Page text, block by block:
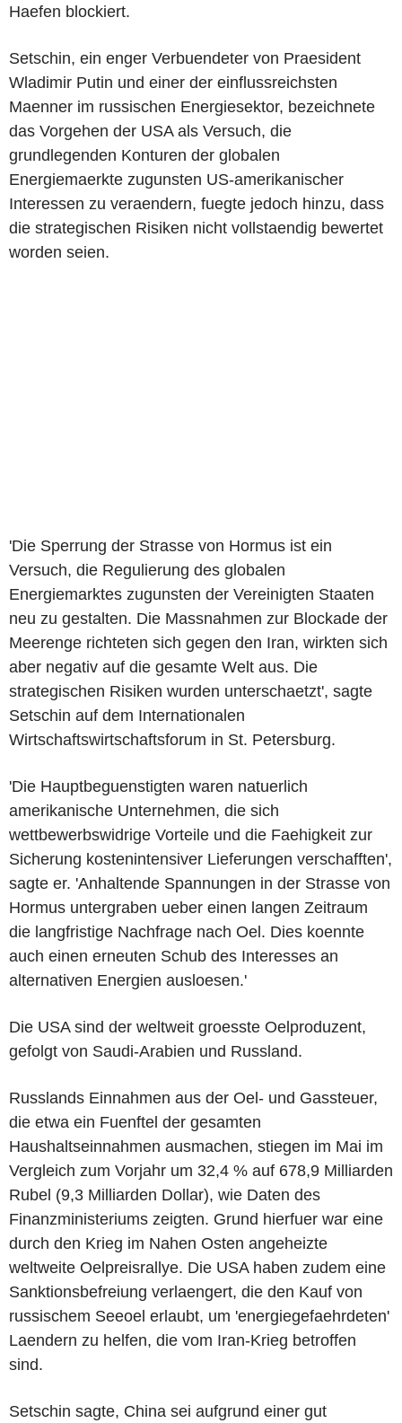
Haefen blockiert.
Setschin, ein enger Verbuendeter von Praesident
Wladimir Putin und einer der einflussreichsten
Maenner im russischen Energiesektor, bezeichnete
das Vorgehen der USA als Versuch, die
grundlegenden Konturen der globalen
Energiemaerkte zugunsten US-amerikanischer
Interessen zu veraendern, fuegte jedoch hinzu, dass
die strategischen Risiken nicht vollstaendig bewertet
worden seien.
'Die Sperrung der Strasse von Hormus ist ein
Versuch, die Regulierung des globalen
Energiemarktes zugunsten der Vereinigten Staaten
neu zu gestalten. Die Massnahmen zur Blockade der
Meerenge richteten sich gegen den Iran, wirkten sich
aber negativ auf die gesamte Welt aus. Die
strategischen Risiken wurden unterschaetzt', sagte
Setschin auf dem Internationalen
Wirtschaftswirtschaftsforum in St. Petersburg.
'Die Hauptbeguenstigten waren natuerlich
amerikanische Unternehmen, die sich
wettbewerbswidrige Vorteile und die Faehigkeit zur
Sicherung kostenintensiver Lieferungen verschafften',
sagte er. 'Anhaltende Spannungen in der Strasse von
Hormus untergraben ueber einen langen Zeitraum
die langfristige Nachfrage nach Oel. Dies koennte
auch einen erneuten Schub des Interesses an
alternativen Energien ausloesen.'
Die USA sind der weltweit groesste Oelproduzent,
gefolgt von Saudi-Arabien und Russland.
Russlands Einnahmen aus der Oel- und Gassteuer,
die etwa ein Fuenftel der gesamten
Haushaltseinnahmen ausmachen, stiegen im Mai im
Vergleich zum Vorjahr um 32,4 % auf 678,9 Milliarden
Rubel (9,3 Milliarden Dollar), wie Daten des
Finanzministeriums zeigten. Grund hierfuer war eine
durch den Krieg im Nahen Osten angeheizte
weltweite Oelpreisrallye. Die USA haben zudem eine
Sanktionsbefreiung verlaengert, die den Kauf von
russischem Seeoel erlaubt, um 'energiegefaehrdeten'
Laendern zu helfen, die vom Iran-Krieg betroffen
sind.
Setschin sagte, China sei aufgrund einer gut